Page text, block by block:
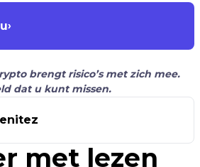
›
brengt risico’s met zich mee.
dat u kunt missen.
met lezen